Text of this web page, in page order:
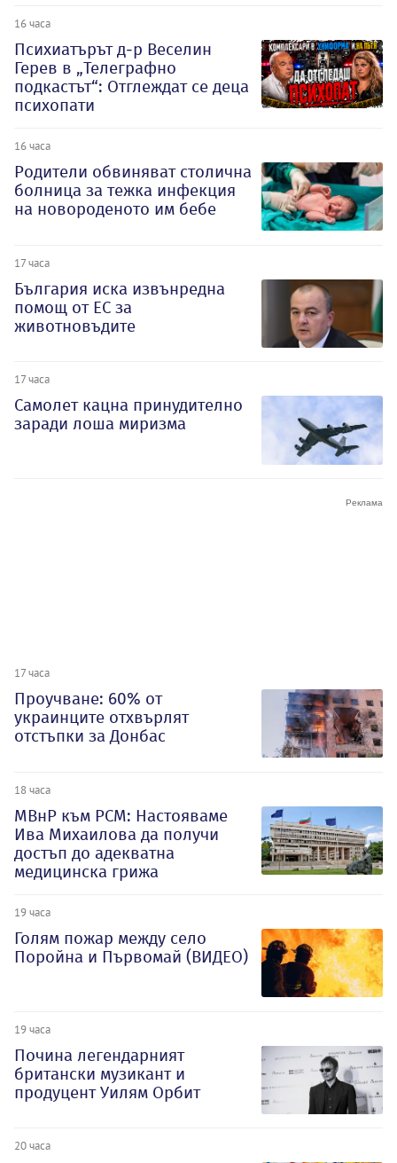
16 часа
Психиатърът д-р Веселин
Герев в „Телеграфно
подкастът“: Отглеждат се деца
психопати
16 часа
Родители обвиняват столична
болница за тежка инфекция
на новороденото им бебе
17 часа
България иска извънредна
помощ от ЕС за
животновъдите
17 часа
Самолет кацна принудително
заради лоша миризма
17 часа
Проучване: 60% от
украинците отхвърлят
отстъпки за Донбас
18 часа
МВнР към РСМ: Настояваме
Ива Михаилова да получи
достъп до адекватна
медицинска грижа
19 часа
Голям пожар между село
Поройна и Първомай (ВИДЕО)
19 часа
Почина легендарният
британски музикант и
продуцент Уилям Орбит
20 часа